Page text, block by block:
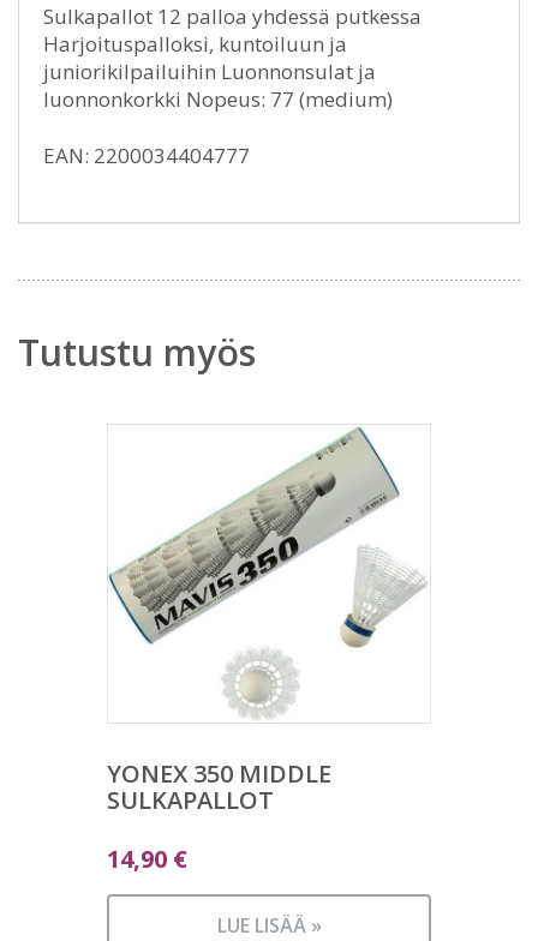
Sulkapallot 12 palloa yhdessä putkessa
Harjoituspalloksi, kuntoiluun ja
juniorikilpailuihin Luonnonsulat ja
luonnonkorkki Nopeus: 77 (medium)
EAN: 2200034404777
Tutustu myös
YONEX 350 MIDDLE
SULKAPALLOT
14,90 €
LUE LISÄÄ »